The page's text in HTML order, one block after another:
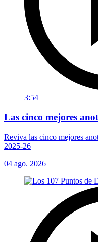
3:54
Las cinco mejores
Reviva las cinco mejores
2025-26
04 ago. 2026